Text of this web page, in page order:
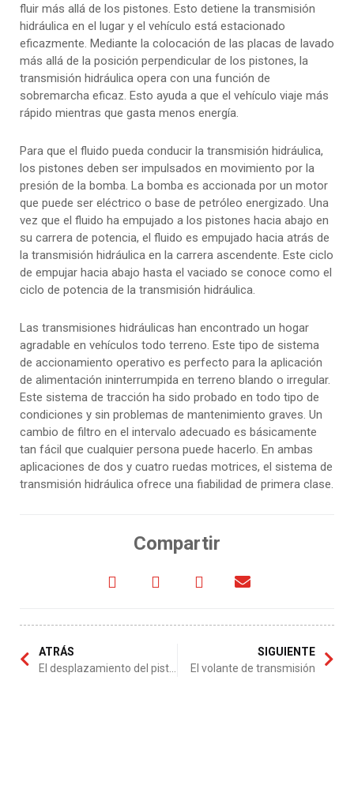
fluir más allá de los pistones. Esto detiene la transmisión
hidráulica en el lugar y el vehículo está estacionado
eficazmente. Mediante la colocación de las placas de lavado
más allá de la posición perpendicular de los pistones, la
transmisión hidráulica opera con una función de
sobremarcha eficaz. Esto ayuda a que el vehículo viaje más
rápido mientras que gasta menos energía.
Para que el fluido pueda conducir la transmisión hidráulica,
los pistones deben ser impulsados en movimiento por la
presión de la bomba. La bomba es accionada por un motor
que puede ser eléctrico o base de petróleo energizado. Una
vez que el fluido ha empujado a los pistones hacia abajo en
su carrera de potencia, el fluido es empujado hacia atrás de
la transmisión hidráulica en la carrera ascendente. Este ciclo
de empujar hacia abajo hasta el vaciado se conoce como el
ciclo de potencia de la transmisión hidráulica.
Las transmisiones hidráulicas han encontrado un hogar
agradable en vehículos todo terreno. Este tipo de sistema
de accionamiento operativo es perfecto para la aplicación
de alimentación ininterrumpida en terreno blando o irregular.
Este sistema de tracción ha sido probado en todo tipo de
condiciones y sin problemas de mantenimiento graves. Un
cambio de filtro en el intervalo adecuado es básicamente
tan fácil que cualquier persona puede hacerlo. En ambas
aplicaciones de dos y cuatro ruedas motrices, el sistema de
transmisión hidráulica ofrece una fiabilidad de primera clase.
Compartir
ATRÁS
SIGUIENTE
El volante de transmisión